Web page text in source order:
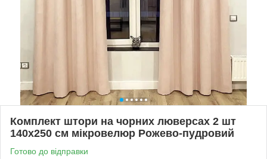
Комплект штори на чорних люверсах 2 шт
140х250 см мікровелюр Рожево-пудровий
Готово до відправки